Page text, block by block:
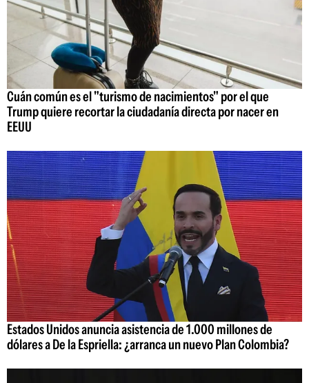
Cuán común es el "turismo de nacimientos" por el que
Trump quiere recortar la ciudadanía directa por nacer en
EEUU
Estados Unidos anuncia asistencia de 1.000 millones de
dólares a De la Espriella: ¿arranca un nuevo Plan Colombia?